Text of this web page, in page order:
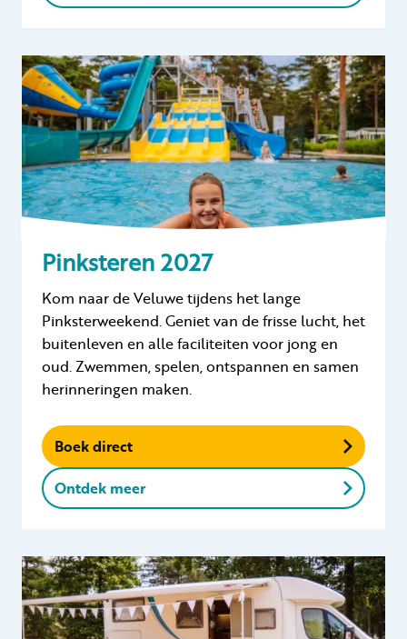
Pinksteren 2027
Kom naar de Veluwe tijdens het lange
Pinksterweekend. Geniet van de frisse lucht, het
buitenleven en alle faciliteiten voor jong en
oud. Zwemmen, spelen, ontspannen en samen
herinneringen maken.
Boek direct
Ontdek meer